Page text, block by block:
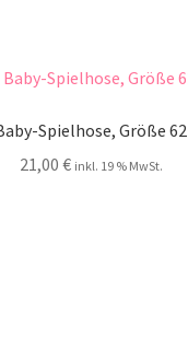
Spielhose, Größe 62
21,00 € inkl. 19 % MwSt.